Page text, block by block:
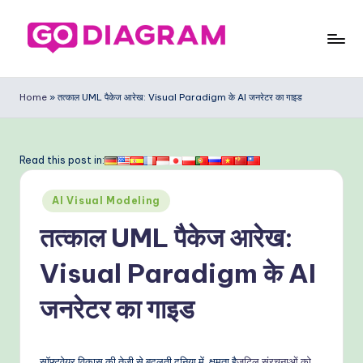
o
ia
g
ra
m
di
a
Home » तत्काल UML पैकेज आरेख: Visual Paradigm के AI जनरेटर का गाइड
Read this post in:
Posted
in
AI Visual Modeling
तत्काल UML पैकेज आरेख:
Visual Paradigm के AI
जनरेटर का गाइड